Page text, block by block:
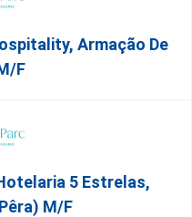
Armação De
f
5 Estrelas,
M/f